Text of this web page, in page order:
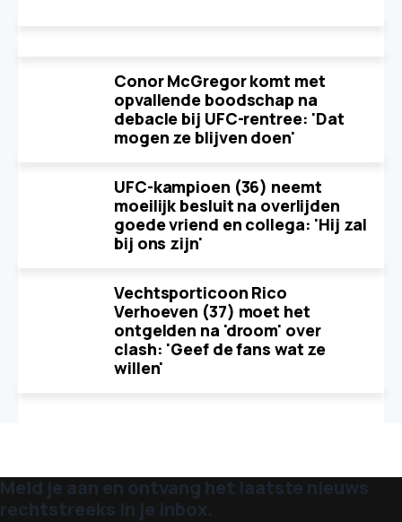
Conor McGregor komt met
opvallende boodschap na
debacle bij UFC-rentree: 'Dat
mogen ze blijven doen'
UFC-kampioen (36) neemt
moeilijk besluit na overlijden
goede vriend en collega: 'Hij zal
bij ons zijn'
Vechtsporticoon Rico
Verhoeven (37) moet het
ontgelden na 'droom' over
clash: 'Geef de fans wat ze
willen'
Meld je aan en ontvang het laatste nieuws
rechtstreeks in je inbox.